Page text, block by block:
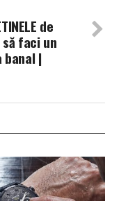
de
să faci un
|